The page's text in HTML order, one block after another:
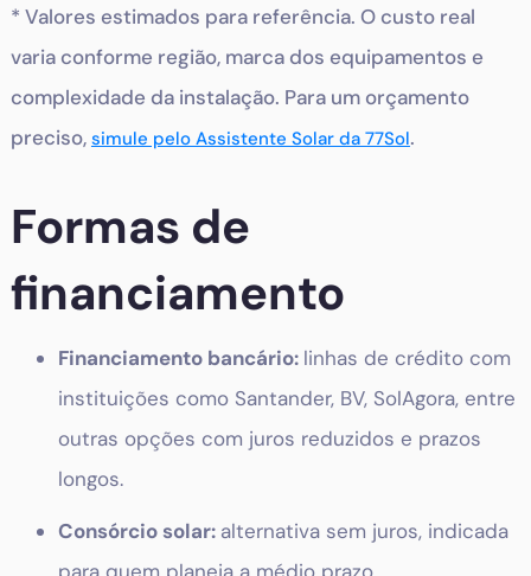
* Valores estimados para referência. O custo real
varia conforme região, marca dos equipamentos e
complexidade da instalação. Para um orçamento
preciso, simule pelo Assistente Solar da 77Sol.
Formas de
financiamento
Financiamento bancário: linhas de crédito com
instituições como Santander, BV, SolAgora, entre
outras opções com juros reduzidos e prazos
longos.
Consórcio solar: alternativa sem juros, indicada